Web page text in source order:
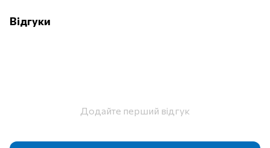
Відгуки
Додайте перший відгук